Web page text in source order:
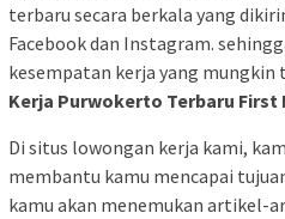
terbaru secara berkala yang
Facebook dan Instagram.
kesempatan kerja yang mungkin
Kerja Purwokerto Terbaru First
Di situs lowongan kerja kami,
membantu kamu mencapai
kamu akan menemukan